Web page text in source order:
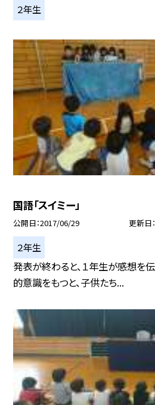
２年生
国語「スイミー」
公開日 2017/06/29 更新日
２年生
発表が終わると、１年生が感想を
的意識をもつと、子供たち...